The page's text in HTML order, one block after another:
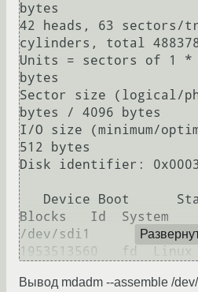
bytes
42 heads, 63 sectors/
cylinders, total
Units = sectors of 1 *
bytes
Sector size (logical/
bytes / 4096 bytes
I/O size (minimum/
512 bytes
Disk identifier:
Blocks   Id  System
/dev/sdi1
Вывод mdadm --assemble /